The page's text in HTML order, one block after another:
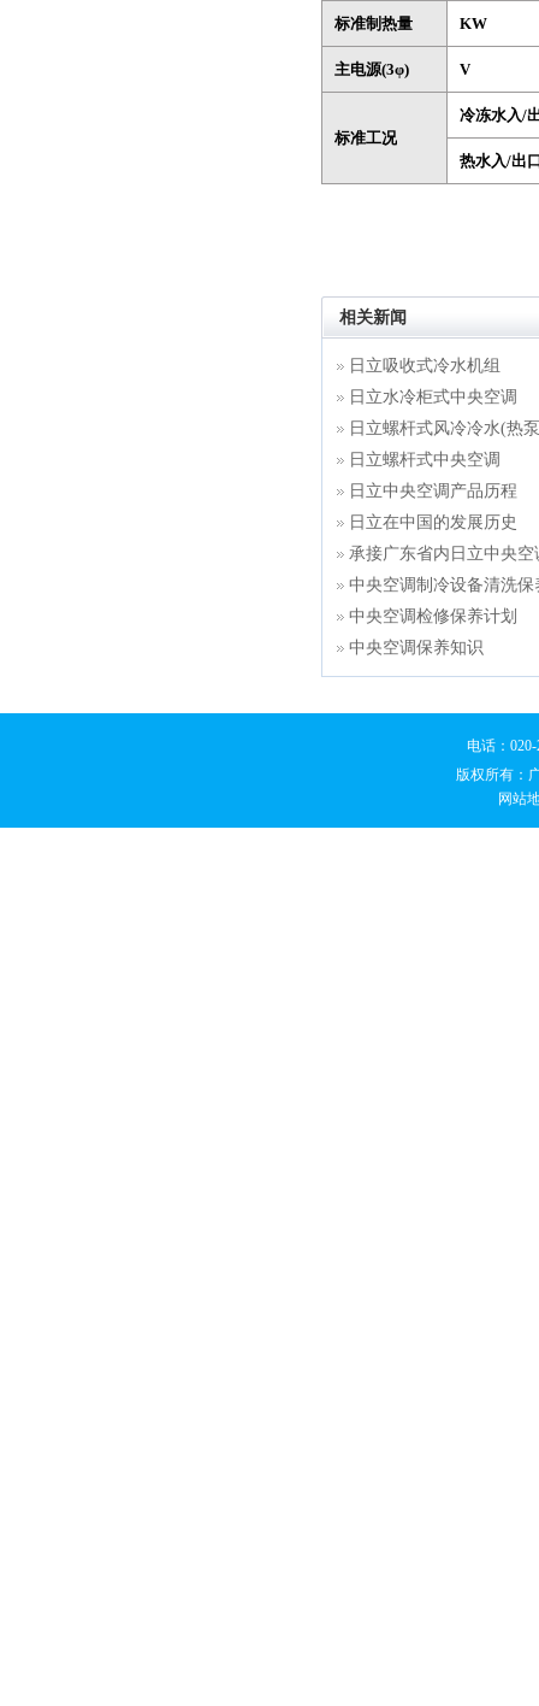
标准制热量 KW
主电源(3φ) V
标准工况
冷冻水入/
热水入/
相关新闻
日立吸收式冷水机组
日立水冷柜式中央空调
日立螺杆式风冷冷水(热
日立螺杆式中央空调
日立中央空调产品历程
日立在中国的发展历史
承接广东省内日立中央
中央空调制冷设备清洗保
中央空调检修保养计划
中央空调保养知识
电话：
版权所有：
网站